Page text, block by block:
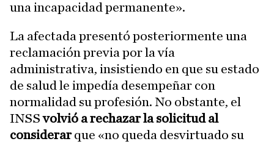
una incapacidad permanente».
La afectada presentó posteriormente una
reclamación previa por la vía
administrativa, insistiendo en que su estado
de salud le impedía desempeñar con
normalidad su profesión. No obstante, el
INSSvolvió a rechazar la solicitud al
considerarque «no queda desvirtuado su